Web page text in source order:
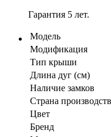
Гарантия 5 лет.
Модель
Модификация
Тип крыши
Длина дуг (см)
Наличие замков
Страна
Цвет
Бренд